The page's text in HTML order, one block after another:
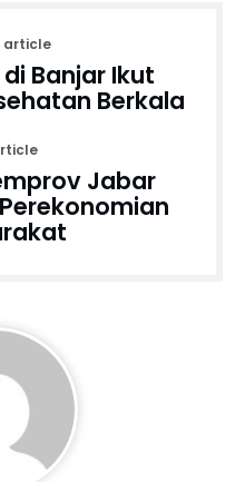
article
Banjar Ikut
Berkala
Jabar